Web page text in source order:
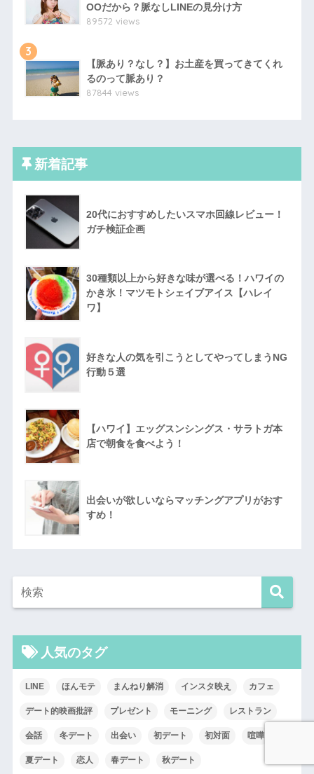
OOだから？脈なしLINEの見分け方
89572 views
3
【脈あり？なし？】お土産を買ってきてくれ
るのって脈あり？
87844 views
新着記事
20代におすすめしたいスマホ回線レビュー！
ガチ検証企画
30種類以上から好きな味が選べる！ハワイの
かき氷！マツモトシェイブアイス【ハレイ
ワ】
好きな人の気を引こうとしてやってしまうNG
行動５選
【ハワイ】エッグスンシングス・サラトガ本
店で朝食を食べよう！
出会いが欲しいならマッチングアプリがおす
すめ！
人気のタグ
LINE ほんモテ まんねり解消 インスタ映え カフェ
デート的映画批評 プレゼント モーニング レストラン
会話 冬デート 出会い 初デート 初対面 喧嘩
夏デート 恋人 春デート 秋デート